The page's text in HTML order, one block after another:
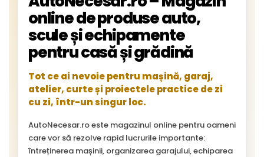
online de produse auto,
scule și echipamente
pentru casă și grădină
Tot ce ai nevoie pentru mașină, garaj,
atelier, curte și proiectele practice de zi
cu zi, într-un singur loc.
AutoNecesar.ro este magazinul online pentru oameni
care vor să rezolve rapid lucrurile importante:
întreținerea mașinii, organizarea garajului, echiparea